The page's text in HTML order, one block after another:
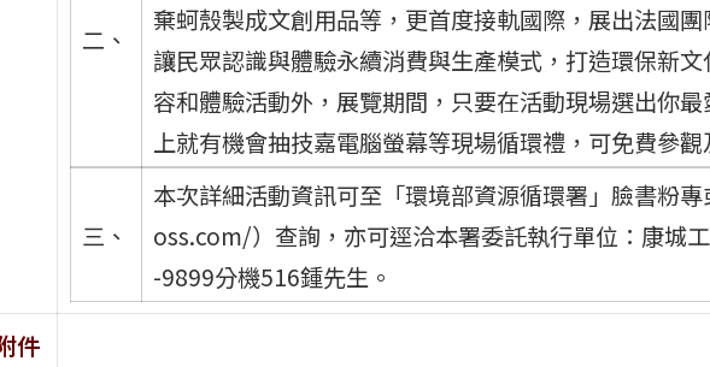
二、
棄蚵殼製成文創用品等，更首度接軌國際，展出法國
讓民眾認識與體驗永續消費與生產模式，打造環保新
容和體驗活動外，展覽期間，只要在活動現場選出你
上就有機會抽技嘉電腦螢幕等現場循環禮，可免費參觀
三、
本次詳細活動資訊可至「環境部資源循環署」臉書
oss.com/）查詢，亦可逕洽本署委託執行單位：康城
-9899分機516鍾先生。
件